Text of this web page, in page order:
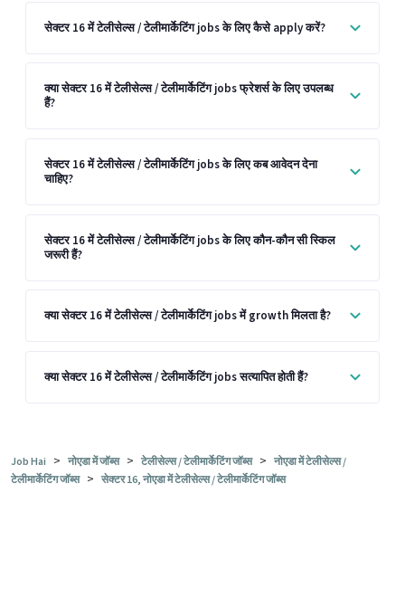
सेक्टर 16 में टेलीसेल्स / टेलीमार्केटिंग jobs के लिए कैसे apply करें?
क्या सेक्टर 16 में टेलीसेल्स / टेलीमार्केटिंग jobs फ्रेशर्स के लिए उपलब्ध
हैं?
सेक्टर 16 में टेलीसेल्स / टेलीमार्केटिंग jobs के लिए कब आवेदन देना
चाहिए?
सेक्टर 16 में टेलीसेल्स / टेलीमार्केटिंग jobs के लिए कौन-कौन सी स्किल
जरूरी हैं?
क्या सेक्टर 16 में टेलीसेल्स / टेलीमार्केटिंग jobs में growth मिलता है?
क्या सेक्टर 16 में टेलीसेल्स / टेलीमार्केटिंग jobs सत्यापित होती हैं?
Job Hai > नोएडा में जॉब्स > टेलीसेल्स / टेलीमार्केटिंग जॉब्स > नोएडा में टेलीसेल्स /
टेलीमार्केटिंग जॉब्स > सेक्टर 16, नोएडा में टेलीसेल्स / टेलीमार्केटिंग जॉब्स